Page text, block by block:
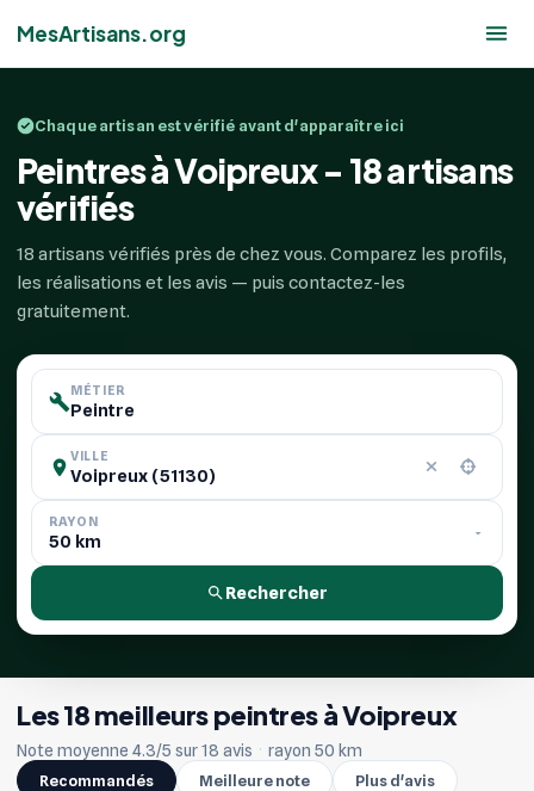
MesArtisans.org
Chaque artisan est vérifié avant d'apparaître ici
Peintres à Voipreux - 18 artisans
vérifiés
18 artisans vérifiés près de chez vous. Comparez les profils,
les réalisations et les avis — puis contactez-les
gratuitement.
MÉTIER
VILLE
RAYON
Rechercher
Les 18 meilleurs peintres à Voipreux
Note moyenne 4.3/5 sur 18 avis · rayon 50 km
Recommandés
Meilleure note Plus d'avis